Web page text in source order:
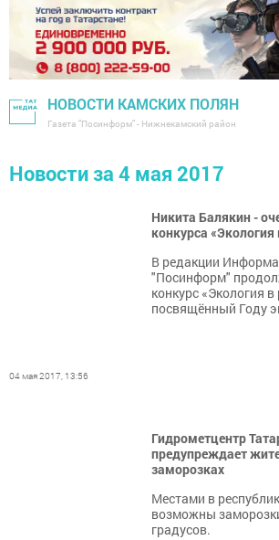
НОВОСТИ КАМСКИХ ПОЛЯН
Газета "Посинформ" - Нижнекамский район
Новости за 4 мая 2017
Никита Балякин -
конкурса «Экология
В редакции
"Посинформ"
конкурс «Экология в
посвящённый Году
04 мая 2017, 13:56
Гидрометцентр
предупреждает
заморозках
Местами в
возможны
градусов.